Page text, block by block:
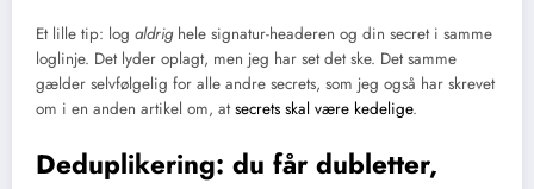
Et lille tip: log aldrighele signatur-headeren og din secret i samme
loglinje. Det lyder oplagt, men jeg har set det ske. Det samme
gælder selvfølgelig for alle andre secrets, som jeg også har skrevet
om i en anden artikel om, atsecrets skal være kedelige.
Deduplikering: du får dubletter,